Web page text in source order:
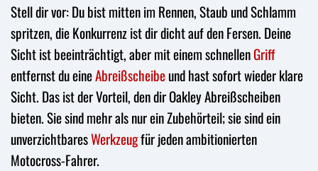
Stell dir vor: Du bist mitten im Rennen, Staub und Schlamm
spritzen, die Konkurrenz ist dir dicht auf den Fersen. Deine
Sicht ist beeinträchtigt, aber mit einem schnellenGriff
entfernst du eineAbreißscheibeund hast sofort wieder klare
Sicht. Das ist der Vorteil, den dir Oakley Abreißscheiben
bieten. Sie sind mehr als nur ein Zubehörteil; sie sind ein
unverzichtbaresWerkzeugfür jeden ambitionierten
Motocross-Fahrer.